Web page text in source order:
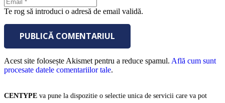
Te rog să introduci o adresă de email validă.
PUBLICĂ COMENTARIUL
Acest site folosește Akismet pentru a reduce spamul. Află cum sunt
procesate datele comentariilor tale.
CENTYPE va pune la dispozitie o selectie unica de servicii care va pot